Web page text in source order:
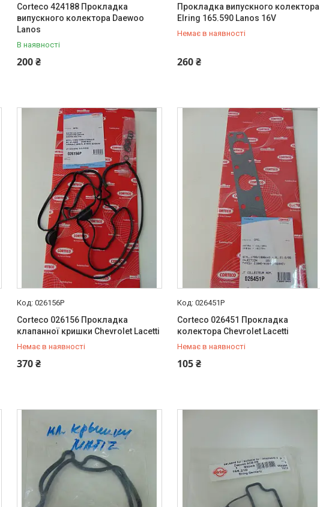
Corteco 424188 Прокладка
випускного колектора Daewoo
Lanos
В наявності
200 ₴
Прокладка випускного колектора
Elring 165.590 Lanos 16V
Немає в наявності
260 ₴
+380 (95) 487-34-43
026156P
Corteco 026156 Прокладка
клапанної кришки Chevrolet Lacetti
Немає в наявності
370 ₴
+380 (95) 487-34-43
026451P
Corteco 026451 Прокладка
колектора Chevrolet Lacetti
Немає в наявності
105 ₴
+380 (95) 487-34-43